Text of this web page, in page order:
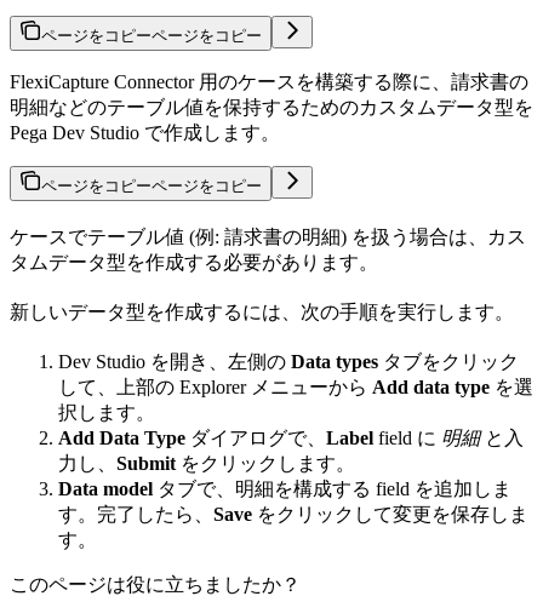
ページをコピーページをコピー
FlexiCapture Connector 用のケースを構築する際に、請求書の
明細などのテーブル値を保持するためのカスタムデータ型を
Pega Dev Studio で作成します。
ページをコピーページをコピー
ケースでテーブル値 (例: 請求書の明細) を扱う場合は、カス
タムデータ型を作成する必要があります。
新しいデータ型を作成するには、次の手順を実行します。
Dev Studio を開き、左側の Data types タブをクリック
して、上部の Explorer メニューから Add data type を選
択します。
Add Data Type ダイアログで、 Label field に 明細と入
力し、 Submit をクリックします。
Data model タブで、明細を構成する field を追加しま
す。完了したら、 Save をクリックして変更を保存しま
す。
このページは役に立ちましたか？